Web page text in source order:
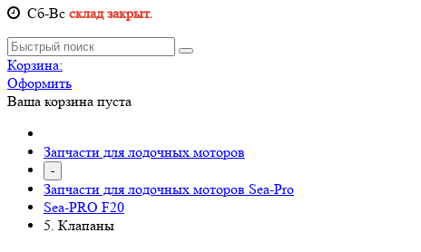
Cб-Вс склад закрыт.
Корзина:
Оформить
Ваша корзина пуста
Запчасти для лодочных моторов
-
Запчасти для лодочных моторов Sea-Pro
Sea-PRO F20
5. Клапаны